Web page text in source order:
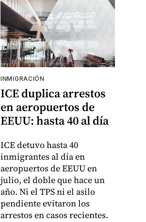
INMIGRACIÓN
ICE duplica arrestos
en aeropuertos de
EEUU: hasta 40 al día
ICE detuvo hasta 40
inmigrantes al día en
aeropuertos de EEUU en
julio, el doble que hace un
año. Ni el TPS ni el asilo
pendiente evitaron los
arrestos en casos recientes.